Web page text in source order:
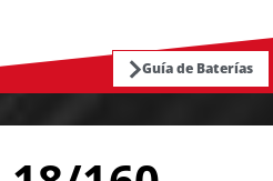
Guía de Baterías